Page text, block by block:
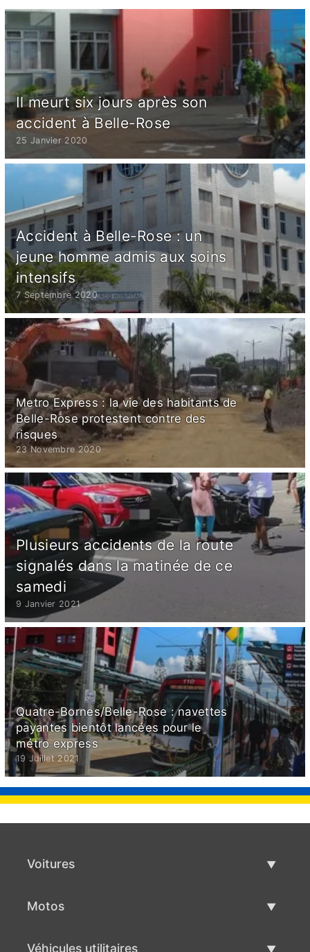
Il meurt six jours après son
accident à Belle-Rose
25 Janvier 2020
Accident à Belle-Rose : un
jeune homme admis aux soins
intensifs
7 Septembre 2020
Metro Express : la vie des habitants de
Belle-Rose protestent contre des
risques
23 Novembre 2020
Plusieurs accidents de la route
signalés dans la matinée de ce
samedi
9 Janvier 2021
Quatre-Bornes/Belle-Rose : navettes
payantes bientôt lancées pour le
métro express
19 Juillet 2021
Voitures
Motos
Véhicules utilitaires